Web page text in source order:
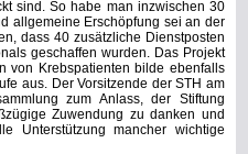
sind. So habe man inzwischen 30
allgemeine Erschöpfung sei an der
dass 40 zusätzliche Dienstposten
geschaffen wurden. Das Projekt
von Krebspatienten bilde ebenfalls
aus. Der Vorsitzende der STH am
zum Anlass, der Stiftung
Zuwendung zu danken und
Unterstützung mancher wichtige